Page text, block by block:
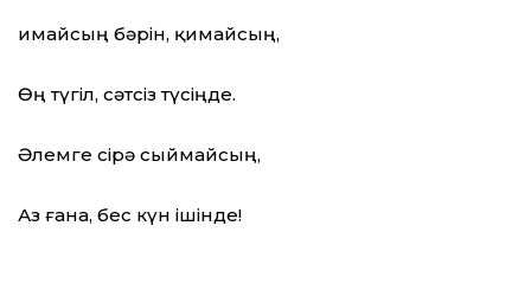
Қимайсың бәрін, қимайсың,
Өң түгіл, сәтсіз түсіңде.
Әлемге сірә сыймайсың,
Аз ғана, бес күн ішінде!